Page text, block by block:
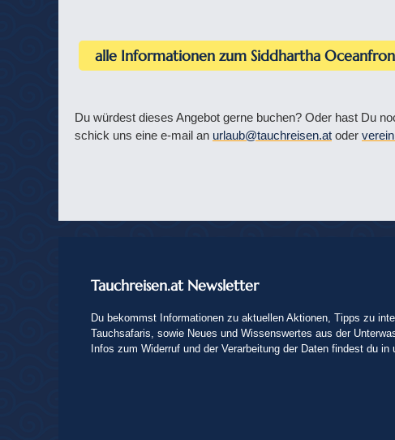
alle Informationen zum Siddhartha
Du würdest dieses Angebot gerne buchen? Oder hast Du
schick uns eine e-mail an urlaub@tauchreisen.at oder
Tauchreisen.at Newsletter
Du bekommst Informationen zu aktuellen Aktionen, Tipps zu
Tauchsafaris, sowie Neues und Wissenswertes aus der
Infos zum Widerruf und der Verarbeitung der Daten findest du in